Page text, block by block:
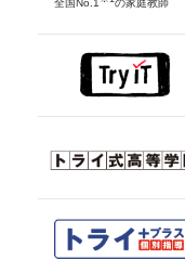
全国No.1
の家庭教師